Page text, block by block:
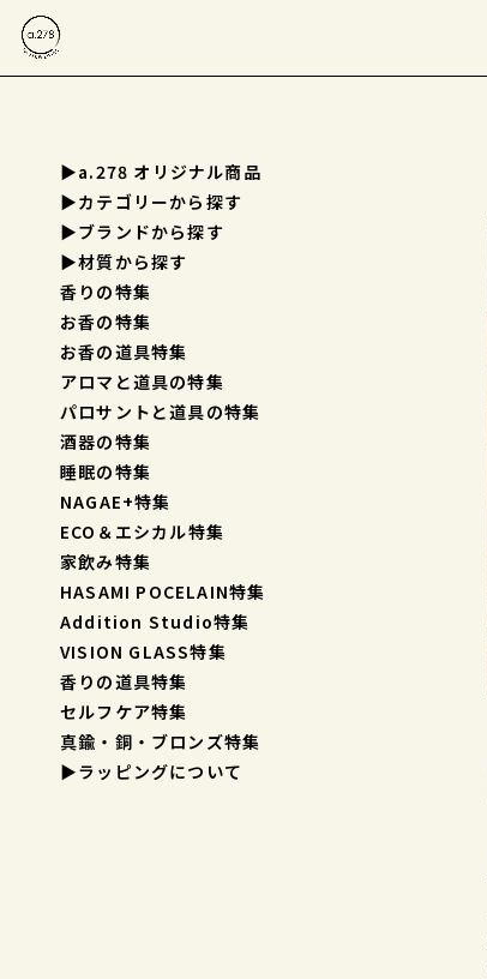
▶a.278 オリジナル商品
▶︎カテゴリーから探す
▶︎ブランドから探す
▶︎材質から探す
香りの特集
お香の特集
お香の道具特集
アロマと道具の特集
パロサントと道具の特集
酒器の特集
睡眠の特集
NAGAE+特集
ECO＆エシカル特集
家飲み特集
HASAMI POCELAIN特集
Addition Studio特集
VISION GLASS特集
香りの道具特集
セルフケア特集
真鍮・銅・ブロンズ特集
▶︎ラッピングについて